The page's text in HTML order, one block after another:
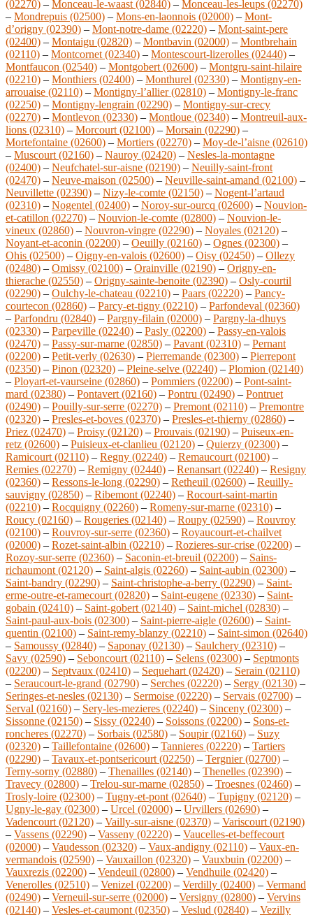
(02270) – Monceau-le-waast (02840) – Monceau-les-leups (02270)
– Mondrepuis (02500) – Mons-en-laonnois (02000) – Mont-
d’origny (02390) – Mont-notre-dame (02220) – Mont-saint-pere
(02400) – Montaigu (02820) – Montbavin (02000) – Montbrehain
(02110) – Montcornet (02340) – Montescourt-lizerolles (02440) –
Montfaucon (02540) – Montgobert (02600) – Montgru-saint-hilaire
(02210) – Monthiers (02400) – Monthurel (02330) – Montigny-en-
arrouaise (02110) – Montigny-l’allier (02810) – Montigny-le-franc
(02250) – Montigny-lengrain (02290) – Montigny-sur-crecy
(02270) – Montlevon (02330) – Montloue (02340) – Montreuil-aux-
lions (02310) – Morcourt (02100) – Morsain (02290) –
Mortefontaine (02600) – Mortiers (02270) – Moy-de-l’aisne (02610)
– Muscourt (02160) – Nauroy (02420) – Nesles-la-montagne
(02400) – Neufchatel-sur-aisne (02190) – Neuilly-saint-front
(02470) – Neuve-maison (02500) – Neuville-saint-amand (02100) –
Neuvillette (02390) – Nizy-le-comte (02150) – Nogent-l’artaud
(02310) – Nogentel (02400) – Noroy-sur-ourcq (02600) – Nouvion-
et-catillon (02270) – Nouvion-le-comte (02800) – Nouvion-le-
vineux (02860) – Nouvron-vingre (02290) – Noyales (02120) –
Noyant-et-aconin (02200) – Oeuilly (02160) – Ognes (02300) –
Ohis (02500) – Oigny-en-valois (02600) – Oisy (02450) – Ollezy
(02480) – Omissy (02100) – Orainville (02190) – Origny-en-
thierache (02550) – Origny-sainte-benoite (02390) – Osly-courtil
(02290) – Oulchy-le-chateau (02210) – Paars (02220) – Pancy-
courtecon (02860) – Parcy-et-tigny (02210) – Parfondeval (02360)
– Parfondru (02840) – Pargny-filain (02000) – Pargny-la-dhuys
(02330) – Parpeville (02240) – Pasly (02200) – Passy-en-valois
(02470) – Passy-sur-marne (02850) – Pavant (02310) – Pernant
(02200) – Petit-verly (02630) – Pierremande (02300) – Pierrepont
(02350) – Pinon (02320) – Pleine-selve (02240) – Plomion (02140)
– Ployart-et-vaurseine (02860) – Pommiers (02200) – Pont-saint-
mard (02380) – Pontavert (02160) – Pontru (02490) – Pontruet
(02490) – Pouilly-sur-serre (02270) – Premont (02110) – Premontre
(02320) – Presles-et-boves (02370) – Presles-et-thierny (02860) –
Priez (02470) – Proisy (02120) – Prouvais (02190) – Puiseux-en-
retz (02600) – Puisieux-et-clanlieu (02120) – Quierzy (02300) –
Ramicourt (02110) – Regny (02240) – Remaucourt (02100) –
Remies (02270) – Remigny (02440) – Renansart (02240) – Resigny
(02360) – Ressons-le-long (02290) – Retheuil (02600) – Reuilly-
sauvigny (02850) – Ribemont (02240) – Rocourt-saint-martin
(02210) – Rocquigny (02260) – Romeny-sur-marne (02310) –
Roucy (02160) – Rougeries (02140) – Roupy (02590) – Rouvroy
(02100) – Rouvroy-sur-serre (02360) – Royaucourt-et-chailvet
(02000) – Rozet-saint-albin (02210) – Rozieres-sur-crise (02200) –
Rozoy-sur-serre (02360) – Saconin-et-breuil (02200) – Sains-
richaumont (02120) – Saint-algis (02260) – Saint-aubin (02300) –
Saint-bandry (02290) – Saint-christophe-a-berry (02290) – Saint-
erme-outre-et-ramecourt (02820) – Saint-eugene (02330) – Saint-
gobain (02410) – Saint-gobert (02140) – Saint-michel (02830) –
Saint-paul-aux-bois (02300) – Saint-pierre-aigle (02600) – Saint-
quentin (02100) – Saint-remy-blanzy (02210) – Saint-simon (02640)
– Samoussy (02840) – Saponay (02130) – Saulchery (02310) –
Savy (02590) – Seboncourt (02110) – Selens (02300) – Septmonts
(02200) – Septvaux (02410) – Sequehart (02420) – Serain (02110)
– Seraucourt-le-grand (02790) – Serches (02220) – Sergy (02130) –
Seringes-et-nesles (02130) – Sermoise (02220) – Servais (02700) –
Serval (02160) – Sery-les-mezieres (02240) – Sinceny (02300) –
Sissonne (02150) – Sissy (02240) – Soissons (02200) – Sons-et-
roncheres (02270) – Sorbais (02580) – Soupir (02160) – Suzy
(02320) – Taillefontaine (02600) – Tannieres (02220) – Tartiers
(02290) – Tavaux-et-pontsericourt (02250) – Tergnier (02700) –
Terny-sorny (02880) – Thenailles (02140) – Thenelles (02390) –
Travecy (02800) – Trelou-sur-marne (02850) – Troesnes (02460) –
Trosly-loire (02300) – Tugny-et-pont (02640) – Tupigny (02120) –
Ugny-le-gay (02300) – Urcel (02000) – Urvillers (02690) –
Vadencourt (02120) – Vailly-sur-aisne (02370) – Variscourt (02190)
– Vassens (02290) – Vasseny (02220) – Vaucelles-et-beffecourt
(02000) – Vaudesson (02320) – Vaux-andigny (02110) – Vaux-en-
vermandois (02590) – Vauxaillon (02320) – Vauxbuin (02200) –
Vauxrezis (02200) – Vendeuil (02800) – Vendhuile (02420) –
Venerolles (02510) – Venizel (02200) – Verdilly (02400) – Vermand
(02490) – Verneuil-sur-serre (02000) – Versigny (02800) – Vervins
(02140) – Vesles-et-caumont (02350) – Veslud (02840) – Vezilly